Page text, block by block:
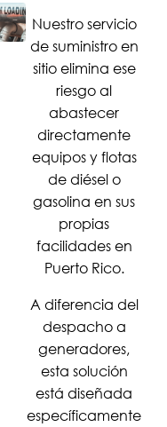
Nuestro servicio
de suministro en
sitio elimina ese
riesgo al
abastecer
directamente
equipos y flotas
de diésel o
gasolina en sus
propias
facilidades en
Puerto Rico.
A diferencia del
despacho a
generadores,
esta solución
está diseñada
específicamente